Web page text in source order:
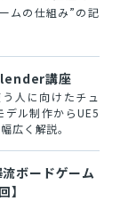
ムの仕組み”の記
講座
人に向けたチュ
デル制作からUE5
広く解説。
ボードゲーム
】